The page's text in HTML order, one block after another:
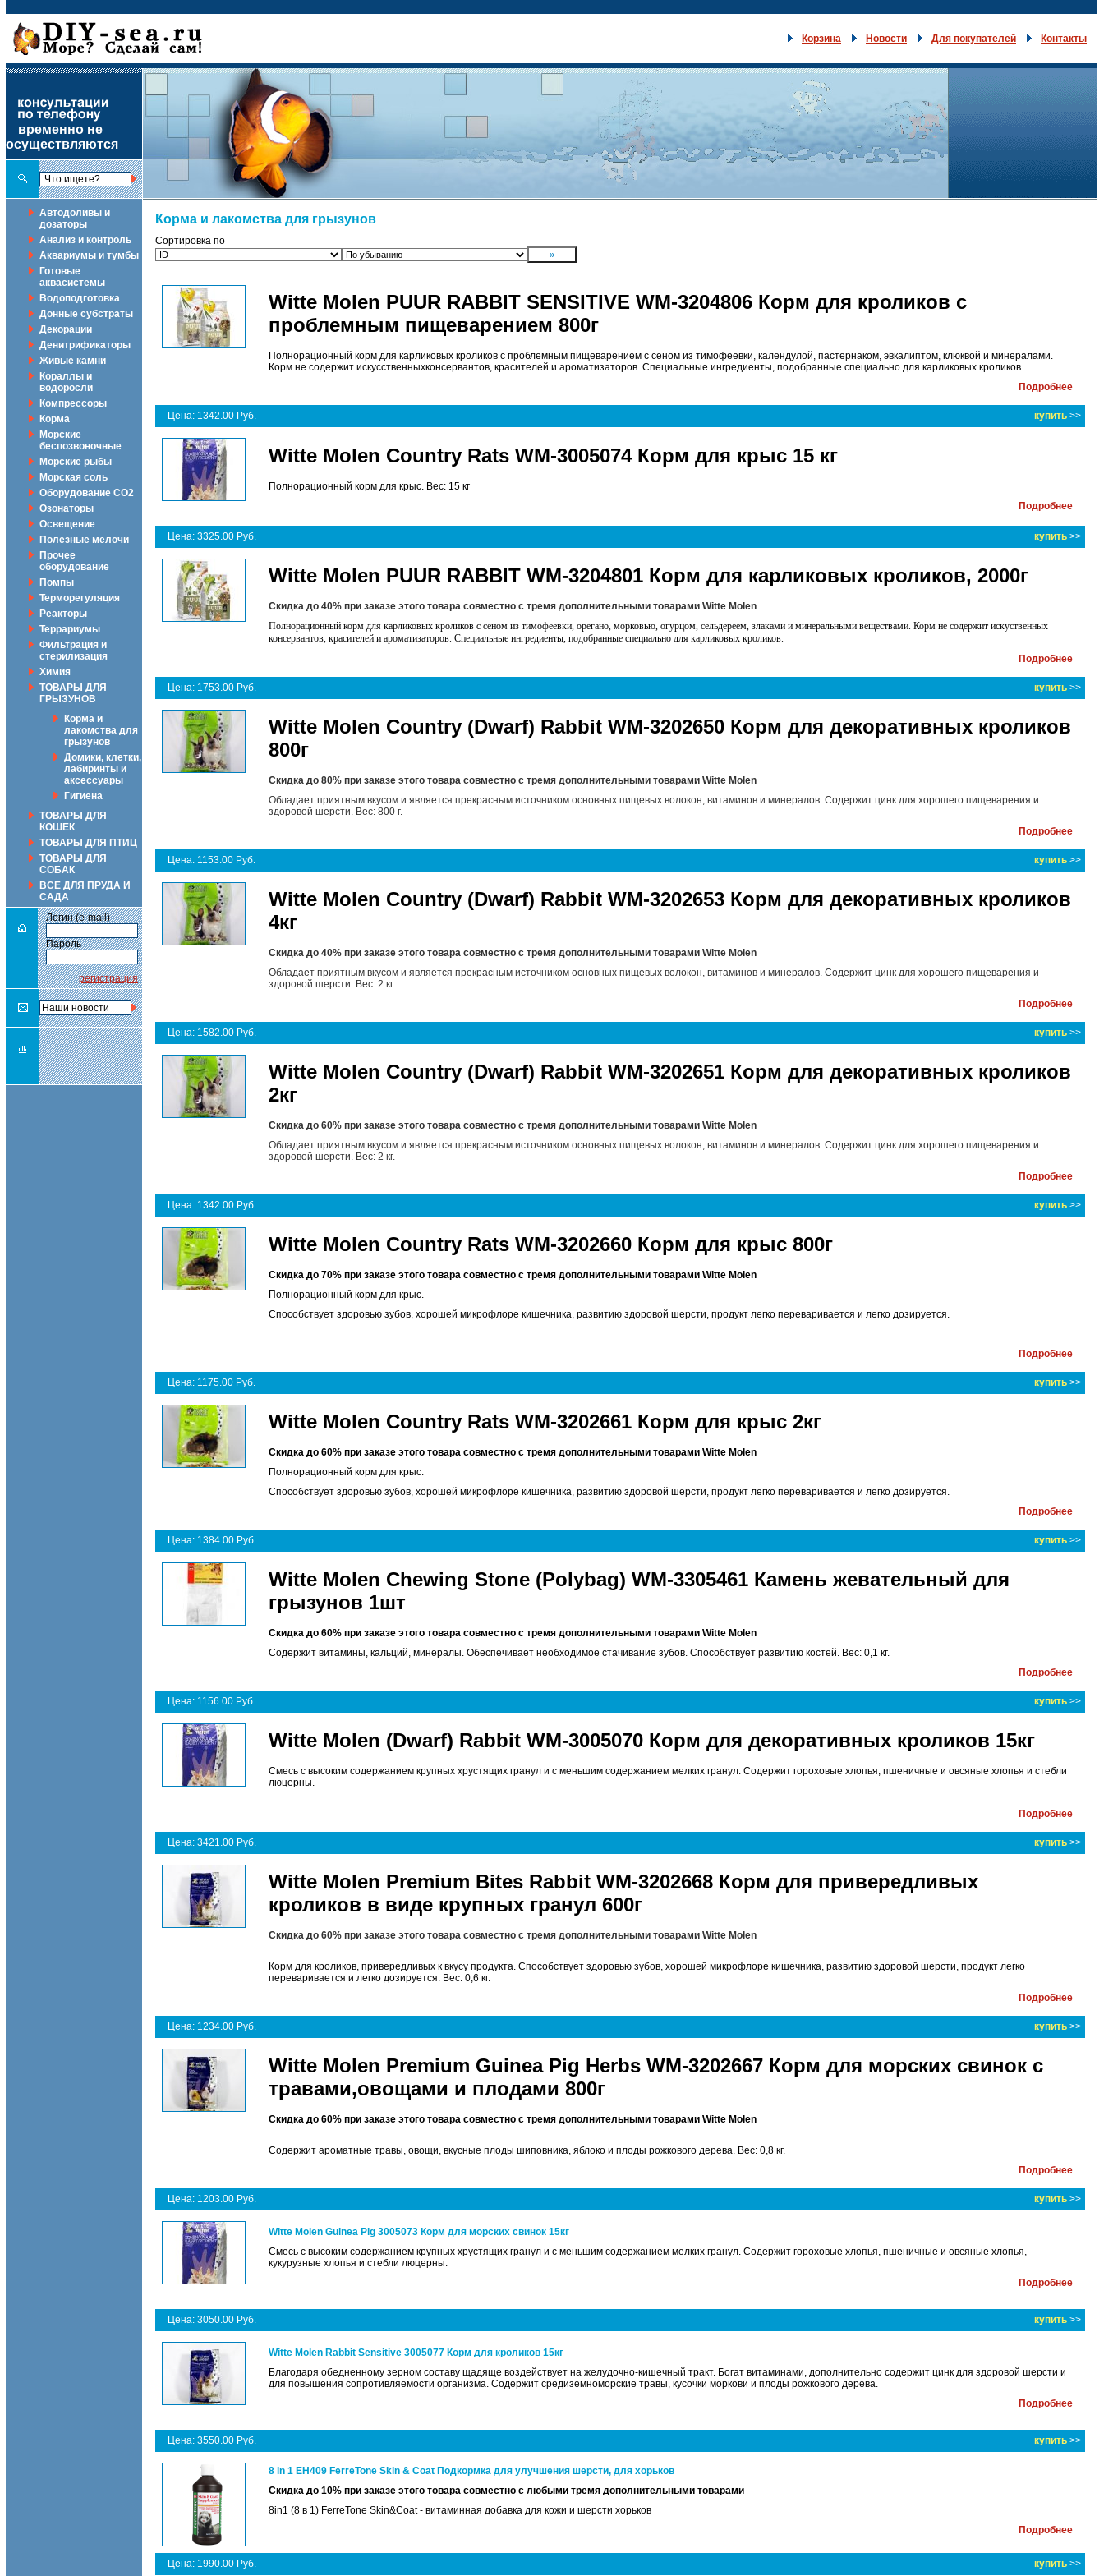
Корзина Новости Для покупателей Контакты
временно не
осуществляются
Автодоливы и
дозаторы
Анализ и контроль
Аквариумы и тумбы
Готовые
аквасистемы
Водоподготовка
Донные субстраты
Декорации
Денитрификаторы
Живые камни
Кораллы и
водоросли
Компрессоры
Корма
Морские
беспозвоночные
Морские рыбы
Морская соль
Оборудование CO2
Озонаторы
Освещение
Полезные мелочи
Прочее
оборудование
Помпы
Терморегуляция
Реакторы
Террариумы
Фильтрация и
стерилизация
Химия
ТОВАРЫ ДЛЯ
ГРЫЗУНОВ
Корма и
лакомства для
грызунов
Домики, клетки,
лабиринты и
аксессуары
Гигиена
ТОВАРЫ ДЛЯ
КОШЕК
ТОВАРЫ ДЛЯ ПТИЦ
ТОВАРЫ ДЛЯ
СОБАК
ВСЕ ДЛЯ ПРУДА И
САДА
Логин (e-mail)
Пароль
регистрация
Корма и лакомства для грызунов
Сортировка по
Witte Molen PUUR RABBIT SENSITIVE WM-3204806 Корм для кроликов с
проблемным пищеварением 800г
Полнорационный корм для карликовых кроликов с проблемным пищеварением с сеном из тимофеевки, календулой, пастернаком, эвкалиптом, клюквой и минералами.
Корм не содержит искусственныхконсервантов, красителей и ароматизаторов. Специальные ингредиенты, подобранные специально для карликовых кроликов..
Подробнее
Цена: 1342.00 Руб. купить >>
Witte Molen Country Rats WM-3005074 Корм для крыс 15 кг
Полнорационный корм для крыс. Вес: 15 кг
Подробнее
Цена: 3325.00 Руб. купить >>
Witte Molen PUUR RABBIT WM-3204801 Корм для карликовых кроликов, 2000г
Скидка до 40% при заказе этого товара совместно с тремя дополнительными товарами Witte Molen
Полнорационный корм для карликовых кроликов с сеном из тимофеевки, орегано, морковью, огурцом, сельдереем, злаками и минеральными веществами. Корм не содержит искуственных
консервантов, красителей и ароматизаторов. Специальные ингредиенты, подобранные специально для карликовых кроликов.
Подробнее
Цена: 1753.00 Руб. купить >>
Witte Molen Country (Dwarf) Rabbit WM-3202650 Корм для декоративных кроликов
800г
Скидка до 80% при заказе этого товара совместно с тремя дополнительными товарами Witte Molen
Обладает приятным вкусом и является прекрасным источником основных пищевых волокон, витаминов и минералов. Содержит цинк для хорошего пищеварения и
здоровой шерсти. Вес: 800 г.
Подробнее
Цена: 1153.00 Руб. купить >>
Witte Molen Country (Dwarf) Rabbit WM-3202653 Корм для декоративных кроликов
4кг
Скидка до 40% при заказе этого товара совместно с тремя дополнительными товарами Witte Molen
Обладает приятным вкусом и является прекрасным источником основных пищевых волокон, витаминов и минералов. Содержит цинк для хорошего пищеварения и
здоровой шерсти. Вес: 2 кг.
Подробнее
Цена: 1582.00 Руб. купить >>
Witte Molen Country (Dwarf) Rabbit WM-3202651 Корм для декоративных кроликов
2кг
Скидка до 60% при заказе этого товара совместно с тремя дополнительными товарами Witte Molen
Обладает приятным вкусом и является прекрасным источником основных пищевых волокон, витаминов и минералов. Содержит цинк для хорошего пищеварения и
здоровой шерсти. Вес: 2 кг.
Подробнее
Цена: 1342.00 Руб. купить >>
Witte Molen Country Rats WM-3202660 Корм для крыс 800г
Скидка до 70% при заказе этого товара совместно с тремя дополнительными товарами Witte Molen
Полнорационный корм для крыс.
Способствует здоровью зубов, хорошей микрофлоре кишечника, развитию здоровой шерсти, продукт легко переваривается и легко дозируется.
Подробнее
Цена: 1175.00 Руб. купить >>
Witte Molen Country Rats WM-3202661 Корм для крыс 2кг
Скидка до 60% при заказе этого товара совместно с тремя дополнительными товарами Witte Molen
Полнорационный корм для крыс.
Способствует здоровью зубов, хорошей микрофлоре кишечника, развитию здоровой шерсти, продукт легко переваривается и легко дозируется.
Подробнее
Цена: 1384.00 Руб. купить >>
Witte Molen Chewing Stone (Polybag) WM-3305461 Камень жевательный для
грызунов 1шт
Скидка до 60% при заказе этого товара совместно с тремя дополнительными товарами Witte Molen
Содержит витамины, кальций, минералы. Обеспечивает необходимое стачивание зубов. Способствует развитию костей. Вес: 0,1 кг.
Подробнее
Цена: 1156.00 Руб. купить >>
Witte Molen (Dwarf) Rabbit WM-3005070 Корм для декоративных кроликов 15кг
Смесь с высоким содержанием крупных хрустящих гранул и с меньшим содержанием мелких гранул. Содержит гороховые хлопья, пшеничные и овсяные хлопья и стебли
люцерны.
Подробнее
Цена: 3421.00 Руб. купить >>
Witte Molen Premium Bites Rabbit WM-3202668 Корм для привередливых
кроликов в виде крупных гранул 600г
Скидка до 60% при заказе этого товара совместно с тремя дополнительными товарами Witte Molen
Корм для кроликов, привередливых к вкусу продукта. Способствует здоровью зубов, хорошей микрофлоре кишечника, развитию здоровой шерсти, продукт легко
переваривается и легко дозируется. Вес: 0,6 кг.
Подробнее
Цена: 1234.00 Руб. купить >>
Witte Molen Premium Guinea Pig Herbs WM-3202667 Корм для морских свинок с
травами,овощами и плодами 800г
Скидка до 60% при заказе этого товара совместно с тремя дополнительными товарами Witte Molen
Содержит ароматные травы, овощи, вкусные плоды шиповника, яблоко и плоды рожкового дерева. Вес: 0,8 кг.
Подробнее
Цена: 1203.00 Руб. купить >>
Witte Molen Guinea Pig 3005073 Корм для морских свинок 15кг
Смесь с высоким содержанием крупных хрустящих гранул и с меньшим содержанием мелких гранул. Содержит гороховые хлопья, пшеничные и овсяные хлопья,
кукурузные хлопья и стебли люцерны.
Подробнее
Цена: 3050.00 Руб. купить >>
Witte Molen Rabbit Sensitive 3005077 Корм для кроликов 15кг
Благодаря обедненному зерном составу щадяще воздействует на желудочно-кишечный тракт. Богат витаминами, дополнительно содержит цинк для здоровой шерсти и
для повышения сопротивляемости организма. Содержит средиземноморские травы, кусочки моркови и плоды рожкового дерева.
Подробнее
Цена: 3550.00 Руб. купить >>
8 in 1 EH409 FerreTone Skin & Coat Подкормка для улучшения шерсти, для хорьков
Скидка до 10% при заказе этого товара совместно с любыми тремя дополнительными товарами
8in1 (8 в 1) FerreTone Skin&Coat - витаминная добавка для кожи и шерсти хорьков
Подробнее
Цена: 1990.00 Руб. купить >>